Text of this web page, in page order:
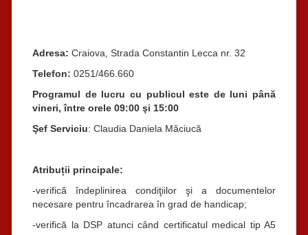
Adresa: Craiova, Strada Constantin Lecca nr. 32
Telefon: 0251/466.660
Programul de lucru cu publicul este de luni până
vineri, între orele 09:00 şi 15:00
Şef Serviciu: Claudia Daniela Măciucă
Atribuții principale:
-verifică îndeplinirea condiţiilor şi a documentelor
necesare pentru încadrarea în grad de handicap;
-verifică la DSP atunci când certificatul medical tip A5